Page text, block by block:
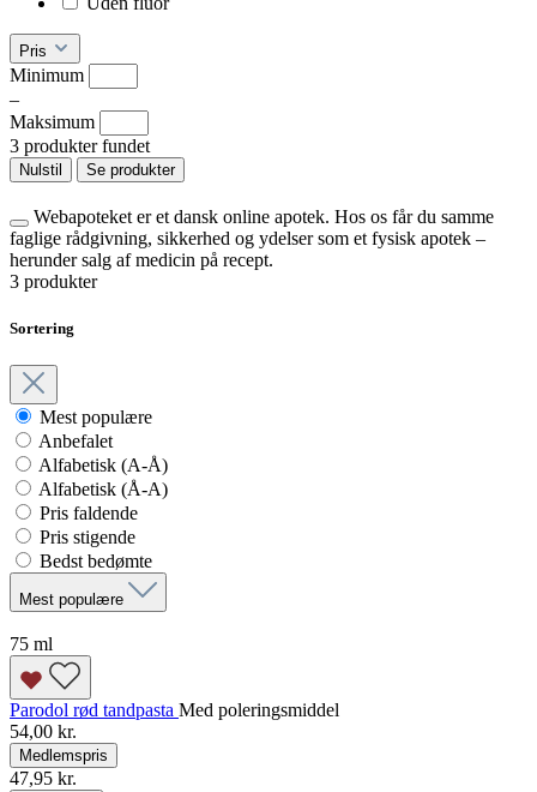
Pris
Minimum
–
Maksimum
3 produkter fundet
Nulstil Se produkter
Webapoteket er et dansk online apotek. Hos os får du samme
faglige rådgivning, sikkerhed og ydelser som et fysisk apotek –
herunder salg af medicin på recept.
3 produkter
Sortering
Mest populære
Anbefalet
Alfabetisk (A-Å)
Alfabetisk (Å-A)
Pris faldende
Pris stigende
Bedst bedømte
Mest populære
75 ml
Parodol rød tandpasta Med poleringsmiddel
54,00 kr.
Medlemspris
47,95 kr.